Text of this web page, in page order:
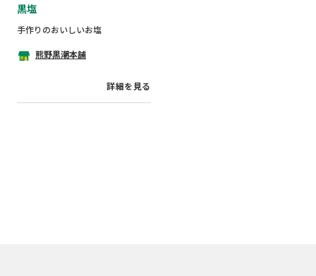
黒塩
手作りのおいしいお塩
熊野黒潮本舗
詳細を見る